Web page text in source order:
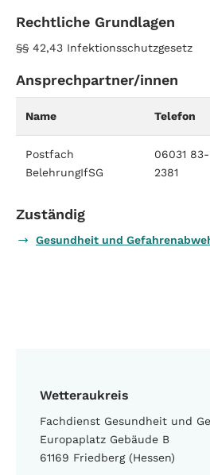
Wetteraukreis
Fachdienst Gesundheit und
Europaplatz Gebäude B
61169 Friedberg (Hessen)
Rechtliche Grundlagen
§§ 42,43 Infektionsschutzgesetz
Ansprechpartner/innen
Name Telefon
Postfach
BelehrungIfSG
06031 83-
2381
Zuständig
Gesundheit und